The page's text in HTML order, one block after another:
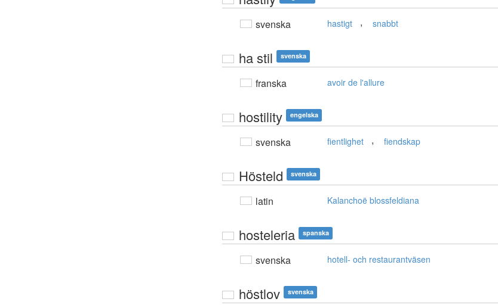
svenska hastigt , snabbt
ha stil svenska
franska avoir de l'allure
hostility engelska
svenska fientlighet , fiendskap
Hösteld svenska
latin Kalanchoë blossfeldiana
hosteleria spanska
svenska hotell- och restaurantväsen
höstlov svenska